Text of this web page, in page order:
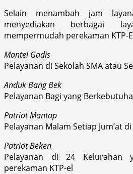
Selain menambah jam
menyediakan berbagai
mempermudah perekaman KTP-
Mantel Gadis
Pelayanan di Sekolah SMA atau
Anduk Bang Bek
Pelayanan Bagi yang
Patriot Mantap
Pelayanan Malam Setiap Jum’at
Patriot Beken
Pelayanan di 24 Kelurahan
perekaman KTP-el